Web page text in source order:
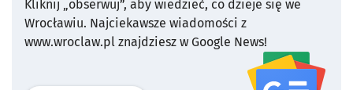
Kliknij „obserwuj”, aby wiedzieć, co dzieje się we
Wrocławiu. Najciekawsze wiadomości z
www.wroclaw.pl znajdziesz w Google News!